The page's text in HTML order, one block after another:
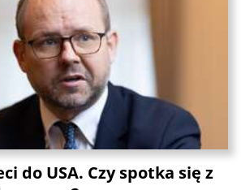
do USA. Czy spotka się z